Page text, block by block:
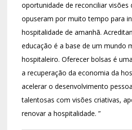
oportunidade de reconciliar visões
opuseram por muito tempo para
hospitalidade de amanhã.
educação é a base de um mundo
hospitaleiro. Oferecer bolsas é
a recuperação da economia da
acelerar o desenvolvimento
talentosas com visões criativas,
renovar a hospitalidade. ”